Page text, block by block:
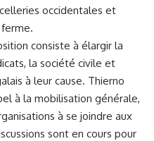
occidentales et
consiste à élargir la
la société civile et
à leur cause. Thierno
à la mobilisation générale,
à se joindre aux
sont en cours pour